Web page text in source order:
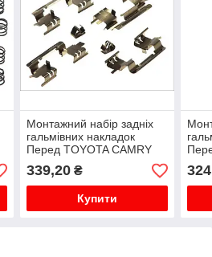
Монтажний набір задніх
гальмівних накладок
Перед TOYOTA CAMRY
2.4/3.0 08.01-11.06
Монтажний комплект
дискових гальм. колодок
339,20₴
Купити
2.0/